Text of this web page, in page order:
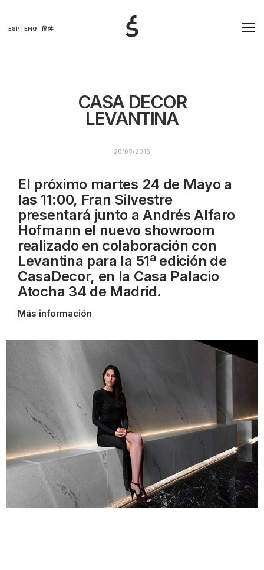
ESP ENG 简体
CASA DECOR
LEVANTINA
20/05/2016
El próximo martes 24 de Mayo a
las 11:00, Fran Silvestre
presentará junto a Andrés Alfaro
Hofmann el nuevo showroom
realizado en colaboración con
Levantina para la 51ª edición de
CasaDecor, en la Casa Palacio
Atocha 34 de Madrid.
Más información